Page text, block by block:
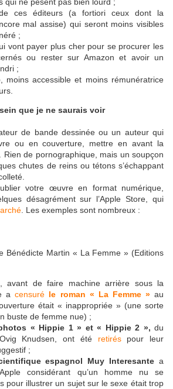
ces éditeurs (a fortiori ceux dont la
mal assise) qui seront moins visibles
;
vont payer plus cher pour se procurer les
ou rester sur Amazon et avoir un
;
, moins accessible et moins rémunératrice
que je ne saurais voir
de bande dessinée ou un auteur qui
ou en couverture, mettre en avant la
Rien de pornographique, mais un soupçon
chutes de reins ou tétons s’échappant
votre œuvre en format numérique,
désagrément sur l’Apple Store, qui
. Les exemples sont nombreux :
Bénédicte Martin « La Femme » (Editions
avant de faire machine arrière sous la
acensuré le roman « La Femme »au
était « inappropriée » (une sorte
buste de femme nue) ;
« Hippie 1 » et « Hippie 2 », du
Knudsen, ont été retiréspour leur
;
espagnol Muy Interesante a
considérant qu’un homme nu se
pour illustrer un sujet sur le sexe était trop